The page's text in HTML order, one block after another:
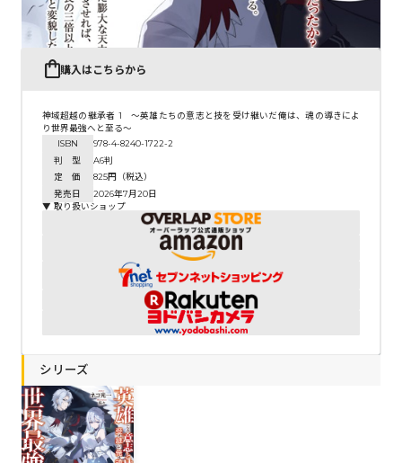
購入はこちらから
神域超越の継承者 1 ～英雄たちの意志と技を受け継いだ俺は、魂の導きによ
り世界最強へと至る～
ISBN
978-4-8240-1722-2
判 型
A6判
定 価
825円（税込）
発売日
2026年7月20日
▼ 取り扱いショップ
シリーズ